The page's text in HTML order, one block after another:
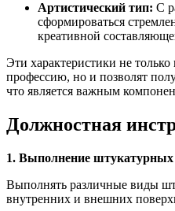
Артистический тип: С
сформироваться
креативной
Эти характеристики не
профессию, но и позволят
что является важным
Должностная
1. Выполнение штукатурных
Выполнять различные виды
внутренних и внешних